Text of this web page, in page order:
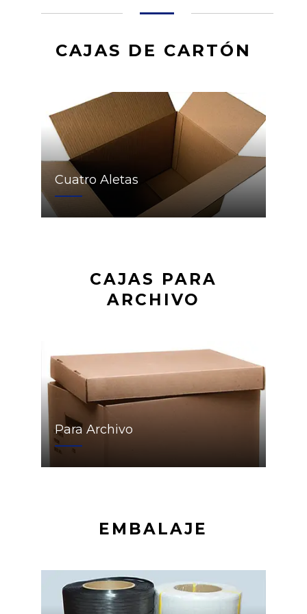
CAJAS DE CARTÓN
Cuatro Aletas
CAJAS PARA
ARCHIVO
Para Archivo
EMBALAJE